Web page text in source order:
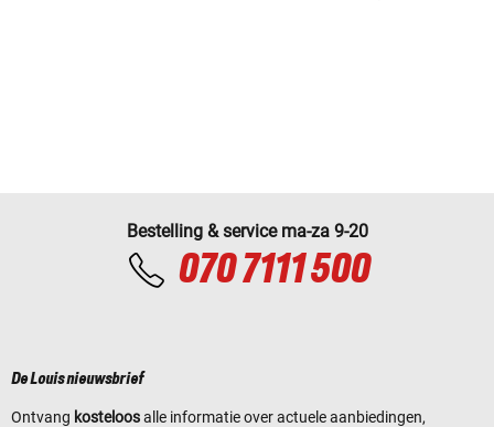
Bestelling & service ma-za 9-20
070 7111 500
De Louis nieuwsbrief
Ontvang kosteloosalle informatie over actuele aanbiedingen,